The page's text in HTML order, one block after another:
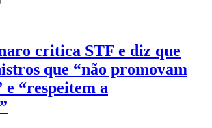
critica STF e diz que
que “não promovam
e “respeitem a